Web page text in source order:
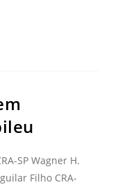
SP Wagner H.
Filho CRA-